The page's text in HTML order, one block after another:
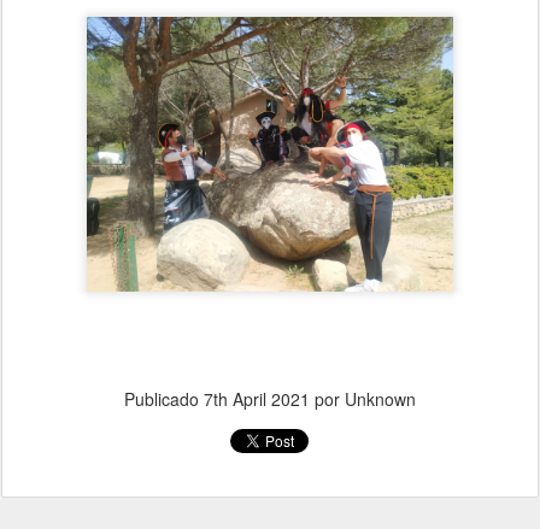
Publicado 7th April 2021 por Unknown